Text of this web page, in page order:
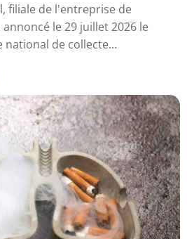
filiale de l'entreprise de
le 29 juillet 2026 le
de collecte...